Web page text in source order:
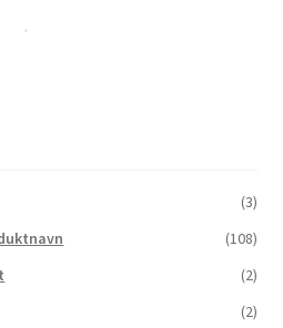
(3)
(108)
(2)
(2)